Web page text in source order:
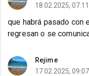
18.02.2025,
que habrá pasado con
regresan o se
Rejime
17.02.2025,